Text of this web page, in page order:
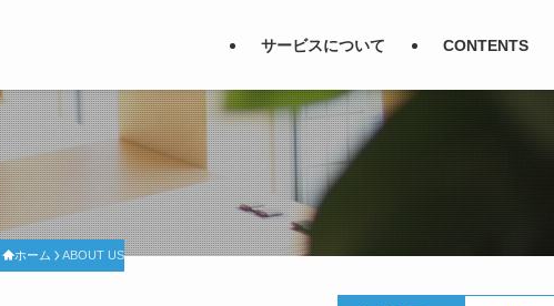
サービスについて CONTENTS
ホーム ABOUT US